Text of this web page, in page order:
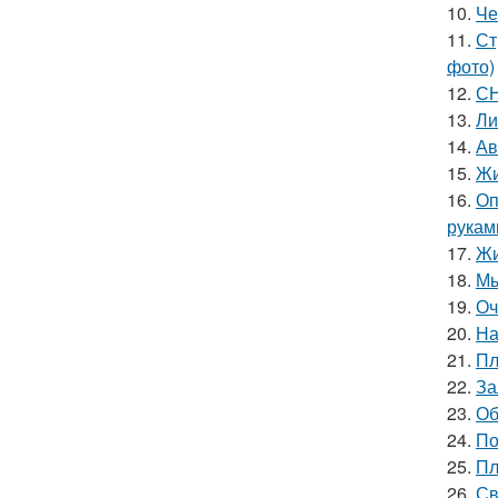
10.
11.
фото)
12.
13.
14.
15.
16.
17.
18.
19.
20.
21.
22.
23.
24.
25.